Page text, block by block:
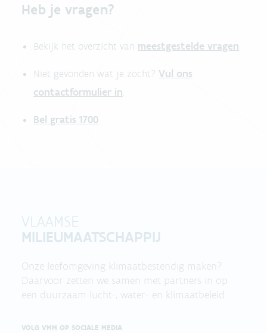
Heb je vragen?
Bekijk het overzicht van meestgestelde vragen.
Niet gevonden wat je zocht? Vul ons
contactformulier in.
Bel gratis 1700
VLAAMSE
MILIEUMAATSCHAPPIJ
Onze leefomgeving klimaatbestendig maken?
Daarvoor zetten we samen met partners in op
een duurzaam lucht-, water- en klimaatbeleid.
VOLG VMM OP SOCIALE MEDIA